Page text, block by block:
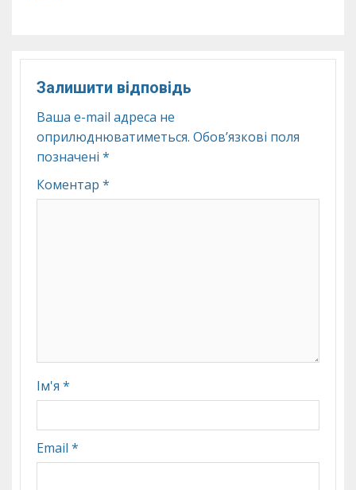
Залишити відповідь
Ваша e-mail адреса не
оприлюднюватиметься. Обов’язкові поля
позначені *
Коментар *
Ім'я *
Email *